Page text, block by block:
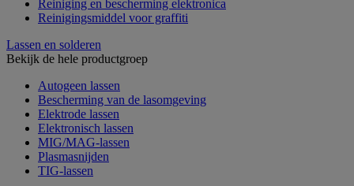
Reiniging en bescherming elektronica
Reinigingsmiddel voor graffiti
Lassen en solderen
Bekijk de hele productgroep
Autogeen lassen
Bescherming van de lasomgeving
Elektrode lassen
Elektronisch lassen
MIG/MAG-lassen
Plasmasnijden
TIG-lassen